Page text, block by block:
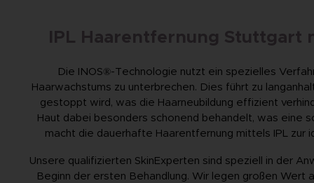
IPL Haarentfernung
Die INOS®-Technologie nutzt ein spezielles
Haarwachstums zu unterbrechen. Dies führt zu
gestoppt wird, was die Haarneubildung effizient
Haut dabei besonders schonend behandelt, was eine
macht die dauerhafte Haarentfernung mittels IPL
Unsere qualifizierten SkinExperten sind speziell in der
Beginn der ersten Behandlung. Wir legen großen